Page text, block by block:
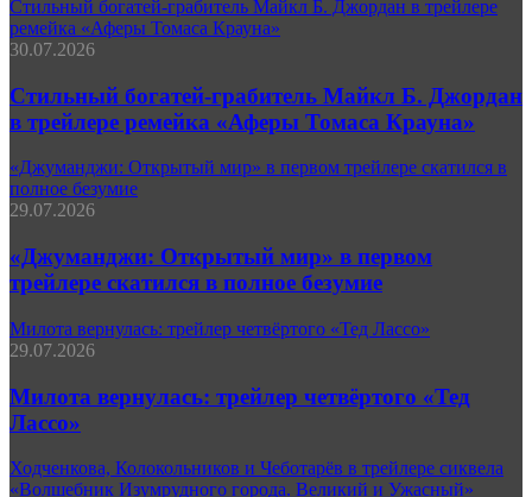
Стильный богатей-грабитель Майкл Б. Джордан в трейлере
ремейка «Аферы Томаса Крауна»
30.07.2026
Стильный богатей-грабитель Майкл Б. Джордан
в трейлере ремейка «Аферы Томаса Крауна»
«Джуманджи: Открытый мир» в первом трейлере скатился в
полное безумие
29.07.2026
«Джуманджи: Открытый мир» в первом
трейлере скатился в полное безумие
Милота вернулась: трейлер четвёртого «Тед Лассо»
29.07.2026
Милота вернулась: трейлер четвёртого «Тед
Лассо»
Ходченкова, Колокольников и Чеботарёв в трейлере сиквела
«Волшебник Изумрудного города. Великий и Ужасный»